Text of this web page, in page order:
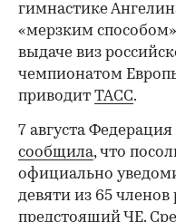
гимнастике
«мерзким
выдаче виз
чемпионатом
приводит ТАСС.
7 августа
сообщила, что
официально
девяти из 65
предстоящий ЧЕ.